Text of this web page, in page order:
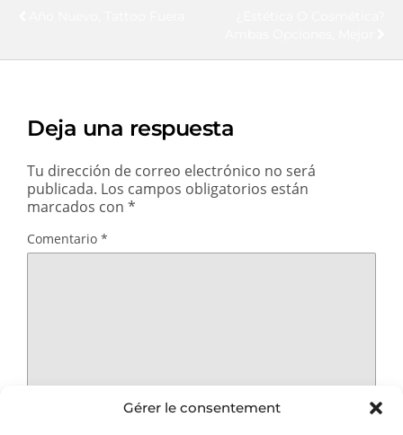
Gérer le consentement
Deja una respuesta
Tu dirección de correo electrónico no será
publicada. Los campos obligatorios están
marcados con *
Comentario *